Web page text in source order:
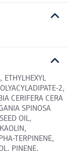
ETHYLHEXYL
2,
CERIFERA CERA
SPINOSA
OIL,
TERPINENE,
PINENE,